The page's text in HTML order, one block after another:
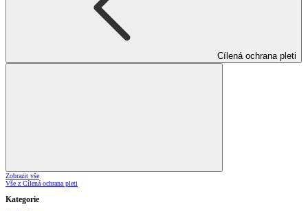
Cílená ochrana pleti
Zobrazit vše
Vše z Cílená ochrana pleti
Kategorie